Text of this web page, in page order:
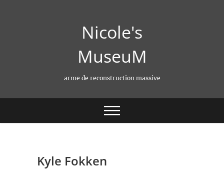
Nicole's
MuseuM
arme de reconstruction massive
Kyle Fokken